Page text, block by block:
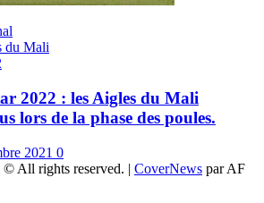
du Mali
2022 : les Aigles du Mali
lors de la phase des poules.
2021 0
All rights reserved. | CoverNews par AF